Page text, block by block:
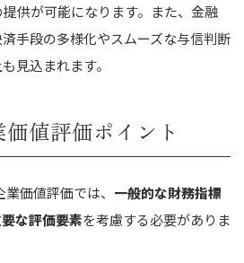
供が可能になります。また、金融
手段の多様化やスムーズな与信判断
見込まれます。
値評価ポイント
価値評価では、 一般的な財務指標
な評価要素を考慮する必要がありま